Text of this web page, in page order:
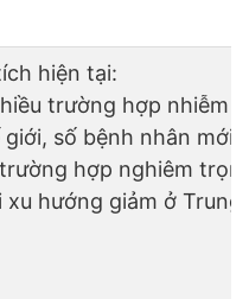
hiện tại:
trường hợp nhiễm
số bệnh nhân mới
hợp nghiêm
xu hướng giảm ở